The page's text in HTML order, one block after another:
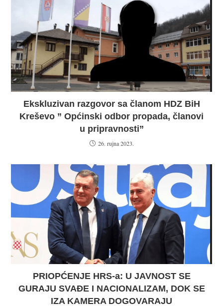
Ekskluzivan razgovor sa članom HDZ BiH
Kreševo ” Općinski odbor propada, članovi
u pripravnosti”
26. rujna 2023.
PRIOPĆENJE HRS-a: U JAVNOST SE
GURAJU SVAĐE I NACIONALIZAM, DOK SE
IZA KAMERA DOGOVARAJU